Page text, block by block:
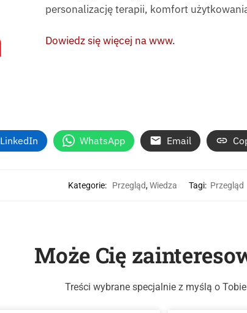
personalizację terapii, komfort
Dowiedz się więcej na www.
LinkedIn WhatsApp Email
Kategorie: Przegląd,Wiedza Tagi: Przegląd
Może Cię
Treści wybrane specjalnie z myślą o Tobie